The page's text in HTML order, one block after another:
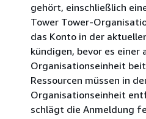
gehört, einschließlich
Tower Tower-
das Konto in der
kündigen, bevor es einer
Organisationseinheit
Ressourcen müssen in
Organisationseinheit
schlägt die Anmeldung